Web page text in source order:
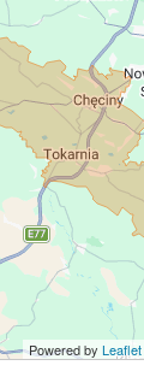
Powered by Leaflet